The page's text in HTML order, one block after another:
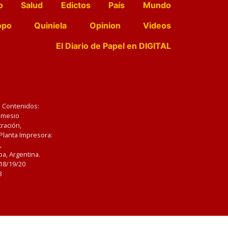
Salud Edictos País
Mundo
Quiniela Opinion
Videos
El Diario de Papel en DIGITAL
Impresora:
Argentina.
19/20